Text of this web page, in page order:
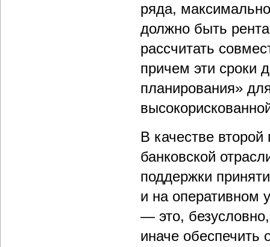
ряда,
должно быть
рассчитать
причем эти сроки
планирования»
В качестве
банковской
поддержки
и на оперативном
— это,
иначе обеспечить